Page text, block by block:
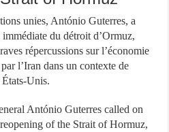
unies, António Guterres, a
du détroit d’Ormuz,
répercussions sur l’économie
l’Iran dans un contexte de
États-Unis.
António Guterres called on
of the Strait of Hormuz,